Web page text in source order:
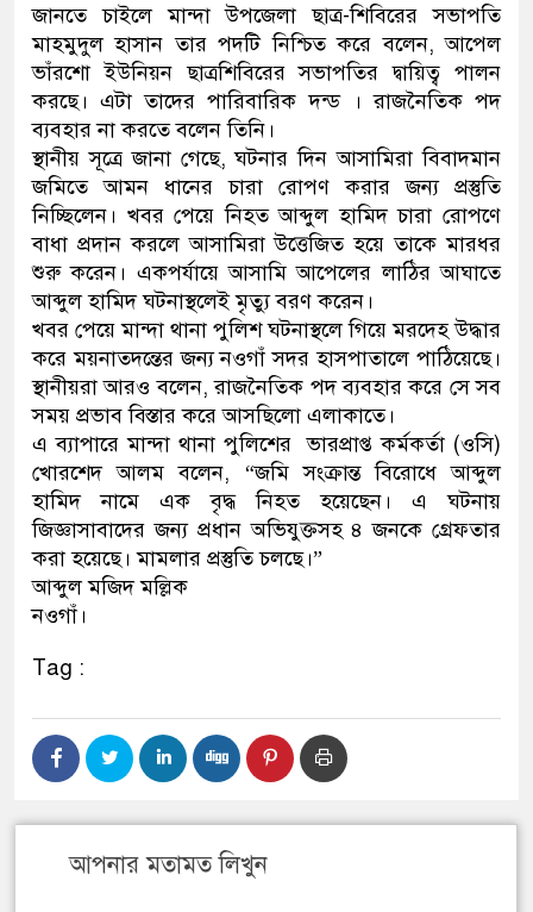
জানতে চাইলে মান্দা উপজেলা ছাত্র-শিবিরের সভাপতি
মাহমুদুল হাসান তার পদটি নিশ্চিত করে বলেন, আপেল
ভাঁরশো ইউনিয়ন ছাত্রশিবিরের সভাপতির দ্বায়িত্ব পালন
করছে। এটা তাদের পারিবারিক দন্ড । রাজনৈতিক পদ
ব্যবহার না করতে বলেন তিনি।
স্থানীয় সূত্রে জানা গেছে, ঘটনার দিন আসামিরা বিবাদমান
জমিতে আমন ধানের চারা রোপণ করার জন্য প্রস্তুতি
নিচ্ছিলেন। খবর পেয়ে নিহত আব্দুল হামিদ চারা রোপণে
বাধা প্রদান করলে আসামিরা উত্তেজিত হয়ে তাকে মারধর
শুরু করেন। একপর্যায়ে আসামি আপেলের লাঠির আঘাতে
আব্দুল হামিদ ঘটনাস্থলেই মৃত্যু বরণ করেন।
​খবর পেয়ে মান্দা থানা পুলিশ ঘটনাস্থলে গিয়ে মরদেহ উদ্ধার
করে ময়নাতদন্তের জন্য নওগাঁ সদর হাসপাতালে পাঠিয়েছে।
স্থানীয়রা আরও বলেন, রাজনৈতিক পদ ব্যবহার করে সে সব
সময় প্রভাব বিস্তার করে আসছিলো এলাকাতে।
​এ ব্যাপারে মান্দা থানা পুলিশের ভারপ্রাপ্ত কর্মকর্তা (ওসি)
খোরশেদ আলম বলেন, “জমি সংক্রান্ত বিরোধে আব্দুল
হামিদ নামে এক বৃদ্ধ নিহত হয়েছেন। এ ঘটনায়
জিজ্ঞাসাবাদের জন্য প্রধান অভিযুক্তসহ ৪ জনকে গ্রেফতার
করা হয়েছে। মামলার প্রস্তুতি চলছে।”
আব্দুল মজিদ মল্লিক
নওগাঁ।
Tag :
আপনার মতামত লিখুন